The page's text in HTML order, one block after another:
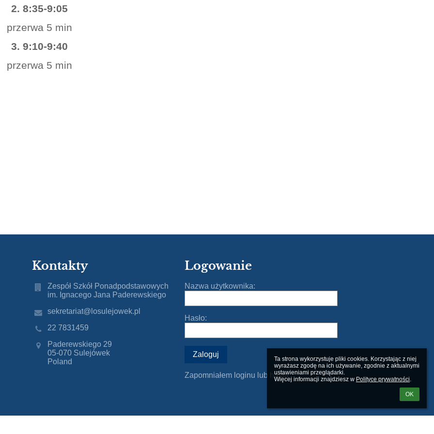
Ta strona wykorzystuje pliki cookies. Korzystając z niej
wyrażasz zgodę na ich używanie, zgodnie z aktualnymi
ustawieniami przeglądarki.
Więcej informacji znajdziesz w Polityce prywatności.
OK
2. 8:35-9:05
przerwa 5 min
3. 9:10-9:40
przerwa 5 min
Kontakty
Zespół Szkół Ponadpodstawowych
im. Ignacego Jana Paderewskiego
sekretariat@losulejowek.pl
22 7831459
Paderewskiego 29
05-070 Sulejówek
Poland
Logowanie
Nazwa użytkownika:
Hasło:
Zapomniałem loginu lub hasła